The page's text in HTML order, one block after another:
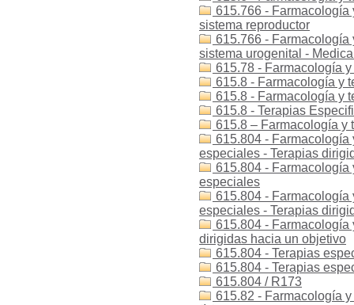
615.766 - Farmacología
sistema reproductor
615.766 - Farmacología
sistema urogenital -
615.78 - Farmacología
615.8 - Farmacología y
615.8 - Farmacología y
615.8 - Terapias
615.8 – Farmacología y
615.804 - Farmacología
especiales - Terapias
615.804 - Farmacología
especiales
615.804 - Farmacología
especiales - Terapias
615.804 - Farmacología
dirigidas hacia un objetivo
615.804 - Terapias
615.804 - Terapias
615.804 / R173
615.82 - Farmacología